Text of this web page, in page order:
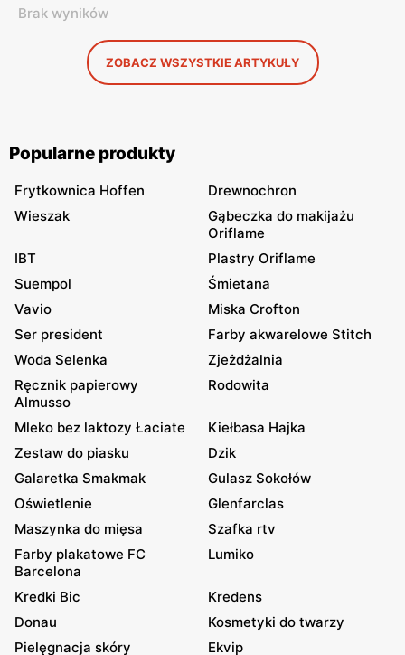
Brak wyników
ZOBACZ WSZYSTKIE ARTYKUŁY
Popularne produkty
Frytkownica Hoffen
Drewnochron
Wieszak
Gąbeczka do makijażu
Oriflame
IBT
Plastry Oriflame
Suempol
Śmietana
Vavio
Miska Crofton
Ser president
Farby akwarelowe Stitch
Woda Selenka
Zjeżdżalnia
Ręcznik papierowy
Almusso
Rodowita
Mleko bez laktozy Łaciate
Kiełbasa Hajka
Zestaw do piasku
Dzik
Galaretka Smakmak
Gulasz Sokołów
Oświetlenie
Glenfarclas
Maszynka do mięsa
Szafka rtv
Farby plakatowe FC
Barcelona
Lumiko
Kredki Bic
Kredens
Donau
Kosmetyki do twarzy
Pielęgnacja skóry
Ekvip